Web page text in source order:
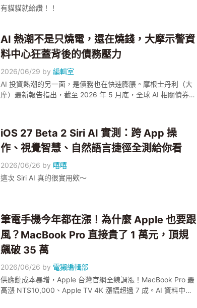
有貓貓就給讚！！
AI 熱潮不是只燒電，還在燒錢，大摩示警資
料中心狂蓋背後的債務壓力
2026/06/29 by編輯室
AI 投資熱潮的另一面，是債務也在快速膨脹。摩根士丹利（大
摩）最新報告指出，截至 2026 年 5 月底，全球 AI 相關債券發
也點出台灣供應鏈正在面對的現象：科技巨頭付款天數拉長，
等於整條供應鏈在為美國 AI 基建「代墊資金」，AI 伺服器代工
廠雖然訂單滿手，現金流壓力也跟著變得更需要留意。
iOS 27 Beta 2 Siri AI 實測：跨 App 操
作、視覺智慧、自然語言捷徑全測給你看
2026/06/26 by 嘻嘻
這次 Siri AI 真的很實用欸～
筆電手機今年都在漲！為什麼 Apple 也要跟
風？MacBook Pro 直接貴了 1 萬元，頂規
飆破 35 萬
2026/06/26 by 電獺編輯部
供應鏈成本暴增，Apple 台灣官網全線調漲！MacBook Pro 最
高漲 NT$10,000、Apple TV 4K 漲幅超過 7 成。AI 資料中心